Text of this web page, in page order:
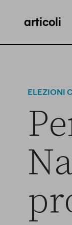
articoli
ELEZIONI